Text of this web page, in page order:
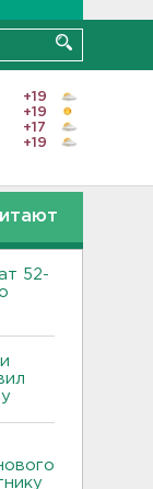
+19
+19
+17
+19
52-